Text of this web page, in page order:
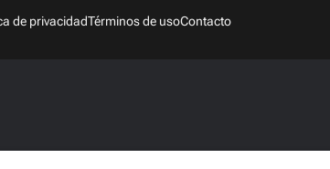
de privacidadTérminos de usoContacto